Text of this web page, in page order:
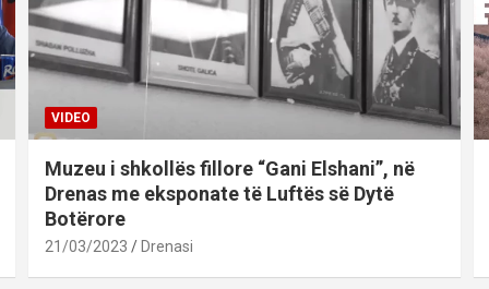
VIDEO
Muzeu i shkollës fillore “Gani Elshani”, në
Drenas me eksponate të Luftës së Dytë
Botërore
21/03/2023 Drenasi